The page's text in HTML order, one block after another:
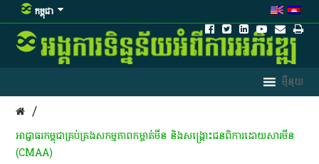
កម្ពុជា
/
អាជ្ញាធរ​កម្ពុជា​គ្រប់គ្រង​សកម្មភាព​កម្ចាត់​មីន និង​សង្គ្រោះ​ជនពិការ​ដោយសារ​មីន
(CMAA)